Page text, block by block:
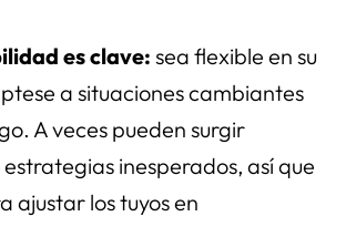
es clave: sea flexible en su
a situaciones cambiantes
A veces pueden surgir
inesperados, así que
ajustar los tuyos en